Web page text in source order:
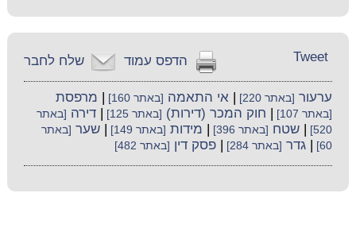
שלח לחבר הדפס עמוד Tweet
ערעור [באתר 220] |אי התאמה [באתר 160] מרפסת
[באתר 107] חוק המכר (דירות) [באתר 125] |דירה [באתר
520]
|שטח [באתר 396] מידות [באתר 149] |שער [באתר
60]
|גדר [באתר 284] |פסק דין [באתר 482]